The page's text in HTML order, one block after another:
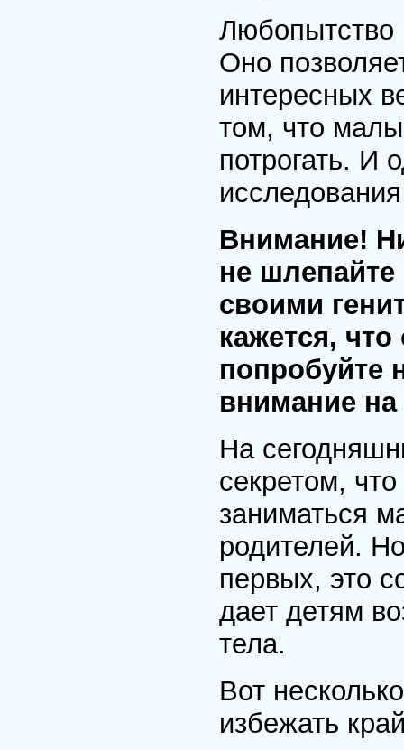
Любопытство
Оно
интересных
том, что
потрогать. И
Внимание!
не шлепайте
своими
кажется,
попробуйте
внимание на
На
секретом,
заниматься
родителей.
первых, это
дает детям
тела.
Вот
избежать